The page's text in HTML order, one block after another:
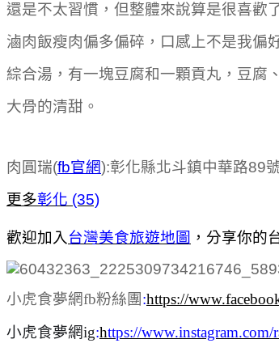
還是不太習慣，但整體來說算是很喜歡
滷肉飯瘦肉偏多偏碎，口感上不是我偏
綜合湯，有一塊豆腐和一顆貢丸，豆腐
大骨的清甜。
肉圓瑞(fb官網):彰化縣北斗鎮中華路89
更多彰化 (35)
歡迎加入台灣美食旅遊地圖 ， 分享你的
小虎食夢網fb粉絲團 :https://
小虎食夢網ig:https://